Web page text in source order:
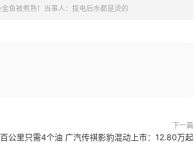
鱼被煮熟！当事人：拔电后水都是烫的
下一篇
百公里只需4个油 广汽传祺影豹混动上市：12.80万起